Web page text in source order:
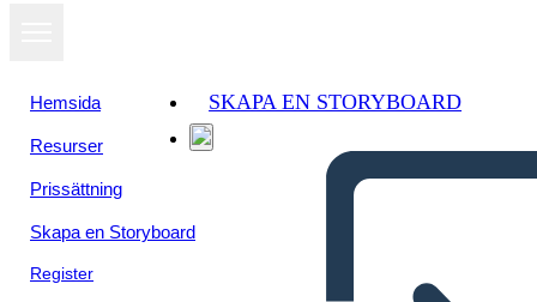
Hemsida
Resurser
Prissättning
Skapa en Storyboard
Register
SKAPA EN STORYBOARD